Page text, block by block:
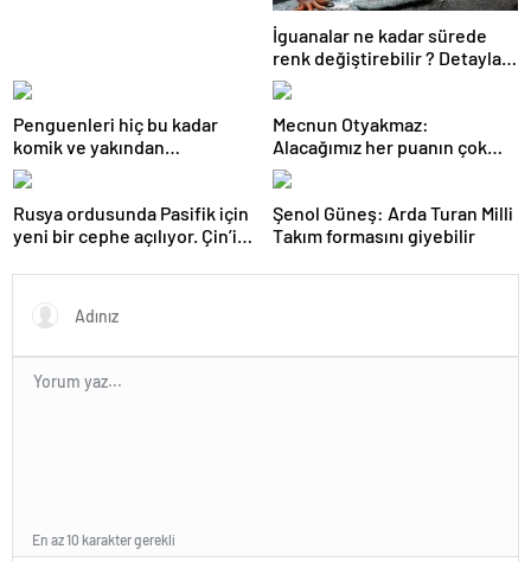
İguanalar ne kadar sürede
renk değiştirebilir ? Detaylar
burada…
Penguenleri hiç bu kadar
komik ve yakından
görmemiştiniz
Mecnun Otyakmaz:
Alacağımız her puanın çok
önemi var
Rusya ordusunda Pasifik için
yeni bir cephe açılıyor. Çin’in
Şenol Güneş: Arda Turan Milli
Takım formasını giyebilir
En az 10 karakter gerekli